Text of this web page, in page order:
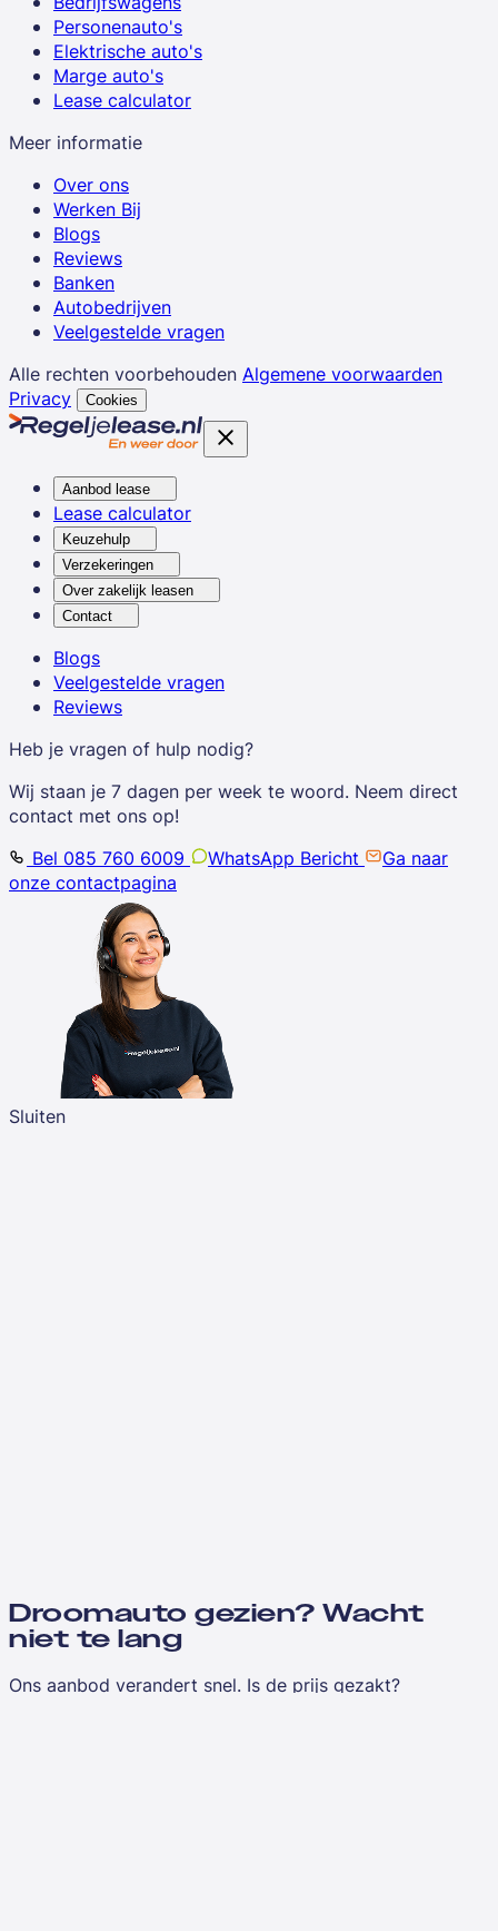
Personenauto's
Elektrische auto's
Marge auto's
Lease calculator
Meer informatie
Over ons
Werken Bij
Blogs
Reviews
Banken
Autobedrijven
Veelgestelde vragen
Alle rechten voorbehouden Algemene voorwaarden
Privacy
Cookies
Aanbod lease
Lease calculator
Keuzehulp
Verzekeringen
Over zakelijk leasen
Contact
Blogs
Veelgestelde vragen
Reviews
Heb je vragen of hulp nodig?
Wij staan je 7 dagen per week te woord. Neem direct
contact met ons op!
Bel 085 760 6009
WhatsApp Bericht
Ga naar
onze contactpagina
Sluiten
Droomauto gezien? Wacht
niet te lang
Ons aanbod verandert snel. Is de prijs gezakt?